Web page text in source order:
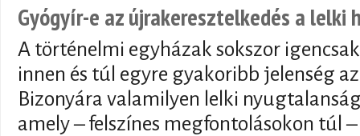
Gyógyír-e az újrakeresztelkedés a lelki
A történelmi egyházak sokszor
innen és túl egyre gyakoribb jelenség
Bizonyára valamilyen lelki
amely – felszínes megfontolásokon túl